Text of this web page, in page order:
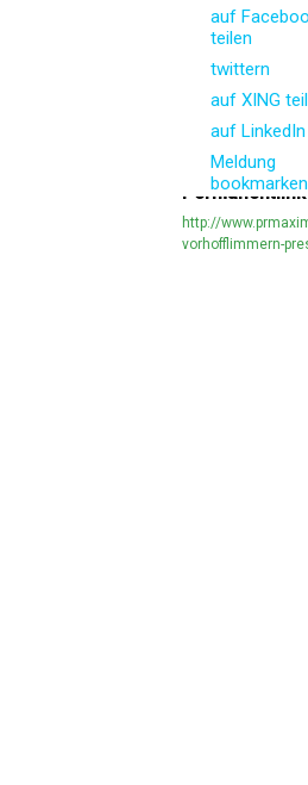
auf
teilen
twittern
auf XING
auf
Meldung
bookmarken
Permanentlink
http://
vorhofflimmern-